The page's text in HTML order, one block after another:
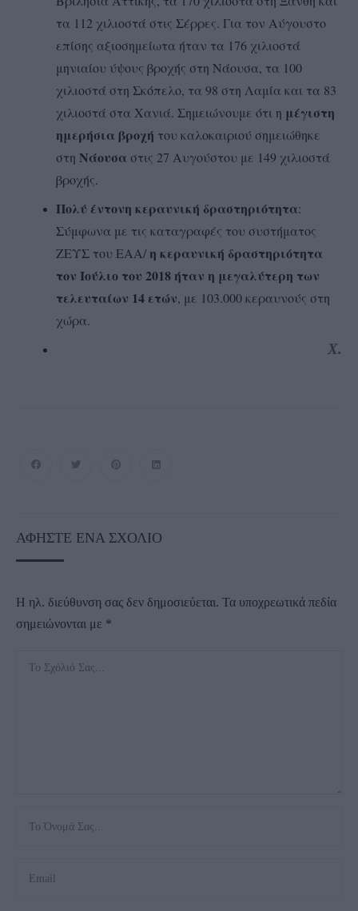
τα 112 χιλιοστά στις Σέρρες. Για τον Αύγουστο
επίσης αξιοσημείωτα ήταν τα 176 χιλιοστά
μηνιαίου ύψους βροχής στη Νάουσα, τα 100
χιλιοστά στη Σκόπελο, τα 98 στη Λαμία και τα 83
χιλιοστά στα Χανιά. Σημειώνουμε ότι η μέγιστη
ημερήσια βροχή του καλοκαιριού σημειώθηκε
στη Νάουσα στις 27 Αυγούστου με 149 χιλιοστά
βροχής.
Πολύ έντονη κεραυνική δραστηριότητα:
Σύμφωνα με τις καταγραφές του συστήματος
ΖΕΥΣ του ΕΑΑ/η κεραυνική δραστηριότητα
τον Ιούλιο του 2018 ήταν η μεγαλύτερη των
τελευταίων 14 ετών, με 103.000 κεραυνούς στη
χώρα.
Χ.
ΑΦΉΣΤΕ ΈΝΑ ΣΧΌΛΙΟ
Η ηλ. διεύθυνση σας δεν δημοσιεύεται. Τα υποχρεωτικά πεδία
σημειώνονται με *